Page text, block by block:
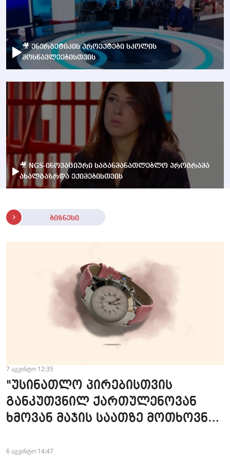
🎥 ენერგეტიკის პროექტები სკოლის
მოსწავლეებისთვის
🎥 NGS-ინოვაციური საგანმანათლებლო პროგრამა
ახალგაზრდა ექიმებისთვის
ბიზნესი
7 აგვისტო 12:35
"უსინათლო პირებისთვის
განკუთვნილ ქართულენოვან
ხმოვან მაჯის საათზე მოთხოვნა
6 აგვისტო 14:47